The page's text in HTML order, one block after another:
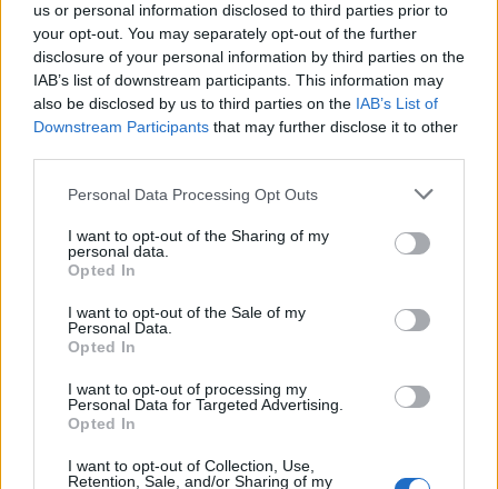
us or personal information disclosed to third parties prior to
your opt-out. You may separately opt-out of the further
disclosure of your personal information by third parties on the
IAB’s list of downstream participants. This information may
also be disclosed by us to third parties on the IAB’s List of
Downstream Participants that may further disclose it to other
Please note that this website/app uses one or more Google
not limited to your visit or usage behaviour. You may click to
grant or deny consent to Google and its third-party tags to
use your data for below specified purposes in below Google
consent section.
Personal Data Processing Opt Outs
I want to opt-out of the Sharing of my
personal data.
Opted In
I want to opt-out of the Sale of my
Personal Data.
Opted In
I want to opt-out of processing my
Personal Data for Targeted Advertising.
Opted In
I want to opt-out of Collection, Use,
Retention, Sale, and/or Sharing of my
προηγούμενο έτος, με την αύξηση να είναι
ισχυρότερη από τις προσδοκίες των αναλυτών
για +5,5%.
Ακολουθήστε τοinsider.gr στο Google Newsκαι μάθετε
πρώτοι όλες τιςειδήσειςαπό την Ελλάδα και τον κόσμο.